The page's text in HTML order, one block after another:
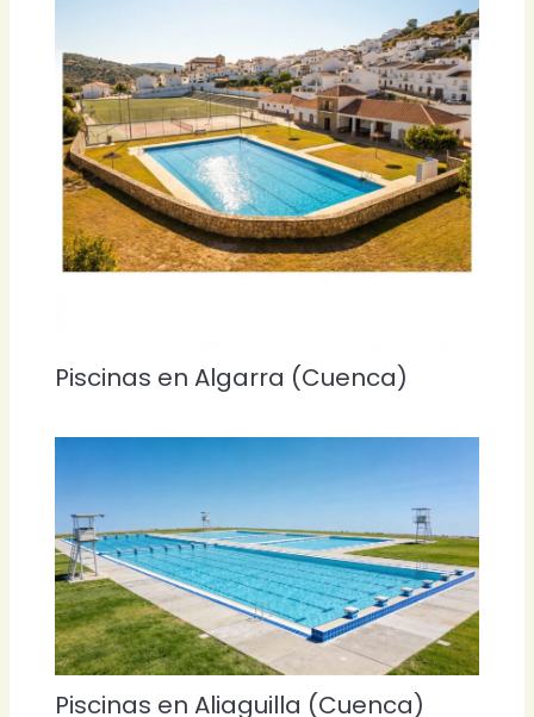
Piscinas en Algarra (Cuenca)
Piscinas en Aliaguilla (Cuenca)